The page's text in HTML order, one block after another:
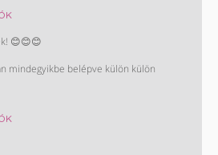
Nagyon köszönöm Nektek! 😊😊😊
mindegyikbe belépve külön külön
oldal de majd biztos helyrehozzàk/